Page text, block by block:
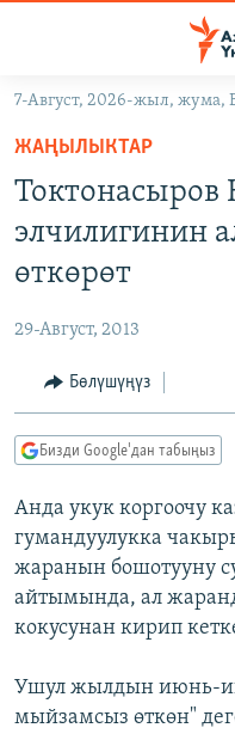
Навигацияга
өтүңүз
Издөөгө
салыңыз
МАДАНИЯТ
ТВ ПРОГРАММАЛАР
БҮГҮН АЗАТТЫКТА
ДАНИСТЕ
ЭЖЕ-СИҢДИЛЕР
АЗАТТЫК+
ЫҢГАЙСЫЗ СУРООЛОР
ПОДКАСТ
ОНЛАЙН ШЕРИНЕ
ЭЕ/АРнун бардык
7-Август, 2026-жыл, жума,
ЖАҢЫЛЫКТАР
Токтонасыров
элчилигинин
өткөрөт
29-Август, 2013
Бөлүшүңүз
Бизди Google'дан табыңыз
Анда укук коргоочу
гумандуулукка
жаранын бошотууну
айтымында, ал
кокусунан кирип
Ушул жылдын июнь-
мыйзамсыз өткөн"